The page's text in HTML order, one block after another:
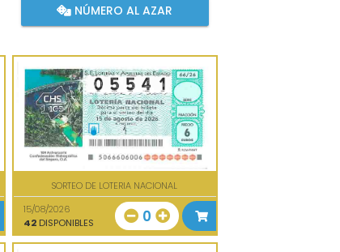
NÚMERO AL AZAR
SORTEO DE LOTERIA NACIONAL
15/08/2026
42DISPONIBLES 0